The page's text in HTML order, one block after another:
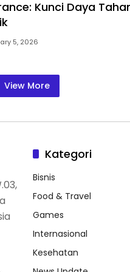
Kunci Daya
5, 2026
View More
Kategori
Bisnis
Food & Travel
Games
Internasional
Kesehatan